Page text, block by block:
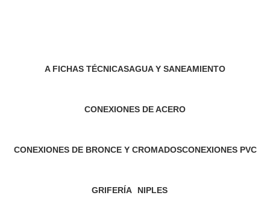
A FICHAS TÉCNICASAGUA Y SANEAMIENTO
CONEXIONES DE ACERO
CONEXIONES DE BRONCE Y CROMADOSCONEXIONES PVC
GRIFERÍA
NIPLES